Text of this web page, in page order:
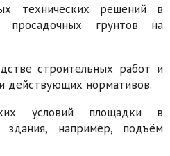
технических решений в
грунтов на
строительных работ и
действующих нормативов.
условий площадки в
здания, например, подъём